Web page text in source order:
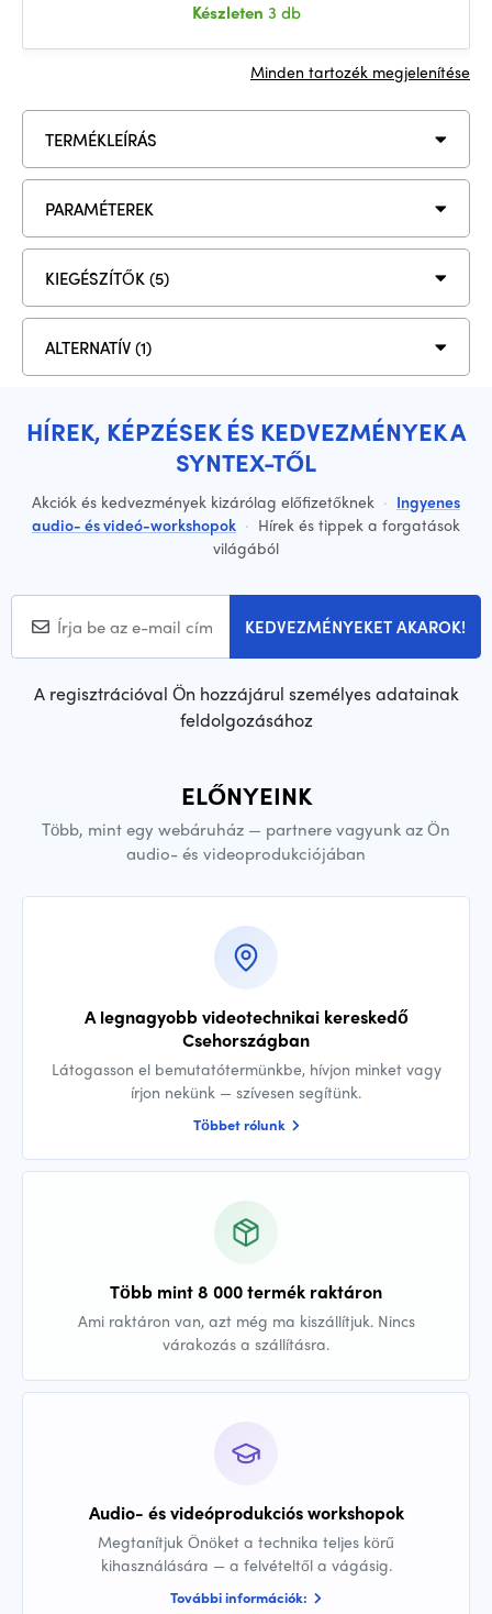
Készleten 3 db
Minden tartozék megjelenítése
TERMÉKLEÍRÁS
PARAMÉTEREK
KIEGÉSZÍTŐK (5)
ALTERNATÍV (1)
HÍREK, KÉPZÉSEK ÉS KEDVEZMÉNYEK A
SYNTEX-TŐL
Akciók és kedvezmények kizárólag előfizetőknek · Ingyenes
audio- és videó-workshopok · Hírek és tippek a forgatások
világából
KEDVEZMÉNYEKET AKAROK!
A regisztrációval Ön hozzájárul személyes adatainak
feldolgozásához
ELŐNYEINK
Több, mint egy webáruház — partnere vagyunk az Ön
audio- és videoprodukciójában
A legnagyobb videotechnikai kereskedő
Csehországban
Látogasson el bemutatótermünkbe, hívjon minket vagy
írjon nekünk — szívesen segítünk.
Többet rólunk
Több mint 8 000 termék raktáron
Ami raktáron van, azt még ma kiszállítjuk. Nincs
várakozás a szállításra.
Audio- és videóprodukciós workshopok
Megtanítjuk Önöket a technika teljes körű
kihasználására — a felvételtől a vágásig.
További információk: